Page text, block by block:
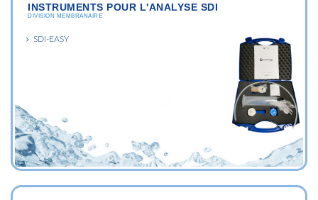
INSTRUMENTS POUR L'ANALYSE SDI
DIVISION MEMBRANAIRE
SDI-EASY